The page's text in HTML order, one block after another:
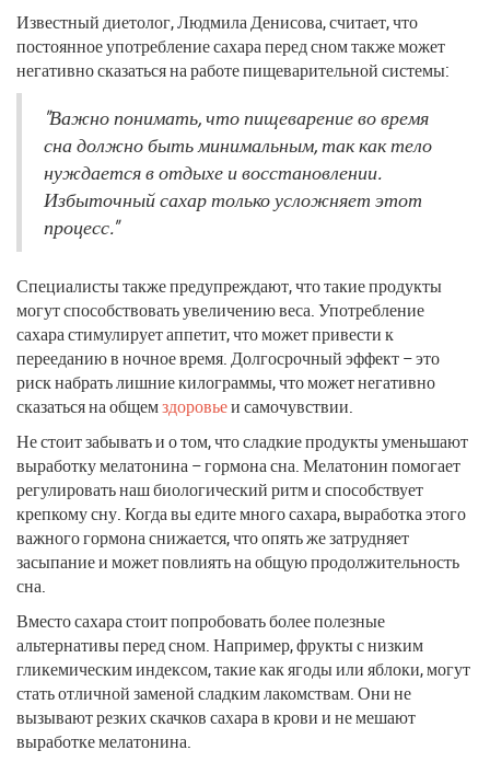
Известный диетолог, Людмила Денисова, считает, что
постоянное употребление сахара перед сном также может
негативно сказаться на работе пищеварительной системы:
"Важно понимать, что пищеварение во время
сна должно быть минимальным, так как тело
нуждается в отдыхе и восстановлении.
Избыточный сахар только усложняет этот
процесс."
Специалисты также предупреждают, что такие продукты
могут способствовать увеличению веса. Употребление
сахара стимулирует аппетит, что может привести к
перееданию в ночное время. Долгосрочный эффект – это
риск набрать лишние килограммы, что может негативно
сказаться на общемздоровьеи самочувствии.
Не стоит забывать и о том, что сладкие продукты уменьшают
выработку мелатонина – гормона сна. Мелатонин помогает
регулировать наш биологический ритм и способствует
крепкому сну. Когда вы едите много сахара, выработка этого
важного гормона снижается, что опять же затрудняет
засыпание и может повлиять на общую продолжительность
сна.
Вместо сахара стоит попробовать более полезные
альтернативы перед сном. Например, фрукты с низким
гликемическим индексом, такие как ягоды или яблоки, могут
стать отличной заменой сладким лакомствам. Они не
вызывают резких скачков сахара в крови и не мешают
выработке мелатонина.